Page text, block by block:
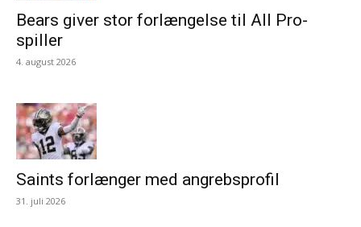
Bears giver stor forlængelse til All Pro-
spiller
4. august 2026
Saints forlænger med angrebsprofil
31. juli 2026